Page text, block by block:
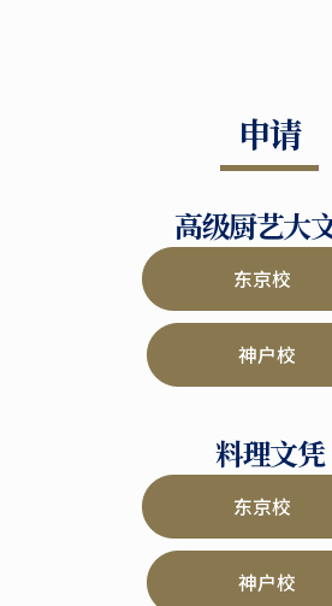
申请
高级厨艺大
东京校
神户校
料理文凭
东京校
神户校